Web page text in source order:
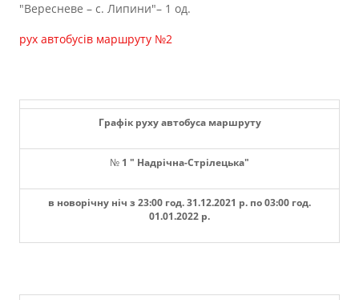
"Вересневе – с. Липини"– 1 од.
рух автобусів маршруту №2
Графік руху автобуса маршруту
№ 1 " Надрічна-Стрілецька"
в новорічну ніч з 23:00 год. 31.12.2021 р. по 03:00 год.
01.01.2022 р.